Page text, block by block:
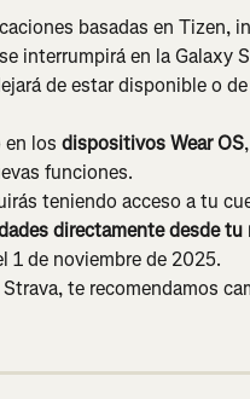
basadas en Tizen,
interrumpirá en la Galaxy
de estar disponible o
los dispositivos Wear OS
funciones.
teniendo acceso a tu
directamente desde tu
1 de noviembre de 2025.
te recomendamos